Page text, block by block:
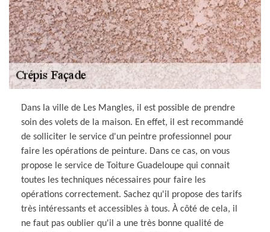
Dans la ville de Les Mangles, il est possible de prendre
soin des volets de la maison. En effet, il est recommandé
de solliciter le service d'un peintre professionnel pour
faire les opérations de peinture. Dans ce cas, on vous
propose le service de Toiture Guadeloupe qui connait
toutes les techniques nécessaires pour faire les
opérations correctement. Sachez qu'il propose des tarifs
très intéressants et accessibles à tous. À côté de cela, il
ne faut pas oublier qu'il a une très bonne qualité de